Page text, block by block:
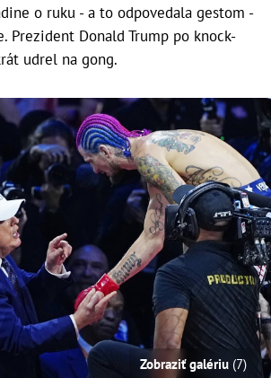
o ruku - a to odpovedala gestom -
Prezident Donald Trump po knock-
udrel na gong.
Zobraziť galériu (7)